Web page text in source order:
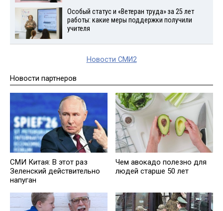
Особый статус и «Ветеран труда» за 25 лет
работы: какие меры поддержки получили
учителя
Новости СМИ2
Новости партнеров
СМИ Китая: В этот раз
Зеленский действительно
напуган
Чем авокадо полезно для
людей старше 50 лет